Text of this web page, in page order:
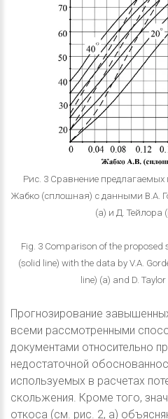
Рис. 3 Сравнение предлагаемых
Жабко (сплошная) с данными В.А.
(а) и Д. Тейлора
Fig. 3 Comparison of the
(solid line) with the data by V.A.
line) (а) and D.
Прогнозирование
всеми рассмотренными
документами относительно
недостаточной
используемых в расчетах
скольжения. Кроме того,
откоса (см. рис. 2, а)